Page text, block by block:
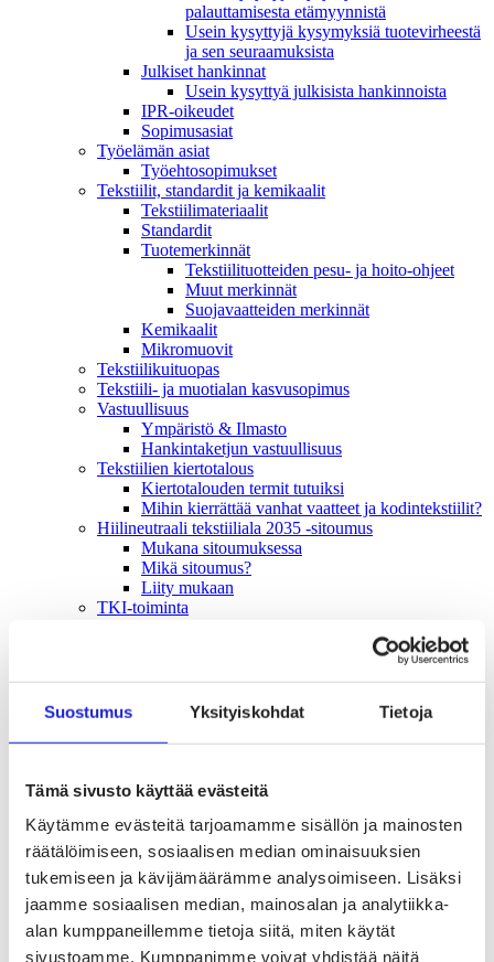
Suostumus Yksityiskohdat Tietoja
Tämä sivusto käyttää evästeitä
Käytämme evästeitä tarjoamamme sisällön ja mainosten
räätälöimiseen, sosiaalisen median ominaisuuksien
tukemiseen ja kävijämäärämme analysoimiseen. Lisäksi
jaamme sosiaalisen median, mainosalan ja analytiikka-
alan kumppaneillemme tietoja siitä, miten käytät
sivustoamme. Kumppanimme voivat yhdistää näitä
palauttamisesta etämyynnistä
Usein kysyttyjä kysymyksiä tuotevirheestä
ja sen seuraamuksista
Julkiset hankinnat
Usein kysyttyä julkisista hankinnoista
IPR-oikeudet
Sopimusasiat
Työelämän asiat
Työehto­sopimukset
Tekstiilit, standardit ja kemikaalit
Tekstiilimateriaalit
Standardit
Tuotemerkinnät
Tekstiilituotteiden pesu- ja hoito-ohjeet
Muut merkinnät
Suojavaatteiden merkinnät
Kemikaalit
Mikromuovit
Tekstiilikuitu­opas
Tekstiili- ja muotialan kasvusopimus
Vastuullisuus
Ympäristö & Ilmasto
Hankintaketjun vastuullisuus
Tekstiilien kiertotalous
Kiertotalouden termit tutuiksi
Mihin kierrättää vanhat vaatteet ja kodintekstiilit?
Hiilineutraali tekstiiliala 2035 -sitoumus
Mukana sitoumuksessa
Mikä sitoumus?
Liity mukaan
TKI-toiminta
Mahdollisuuksien ala – lue vaikuttamis­viestimme
EU-vaalit 2024: Reilut pelisäännöt turvaavat
elinvoimaisen tekstiili- ja muotialan Suomessa ja
Euroopassa
Suomesta tekstiilialan kiertotalouden &
vastuullisuuden suunnannäyttäjä
Tekstiili- ja muotiala tarvitsee monipuolista
osaamista
huoltovarmuutta
Luodaan kannusteet kuluttajan vihreään
siirtymään
EU-vaikuttaminen